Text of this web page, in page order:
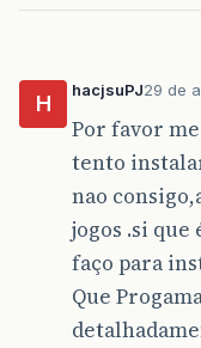
H
hacjsuPJ29 de
Por favor
tento
nao
jogos .si que
faço para
Que